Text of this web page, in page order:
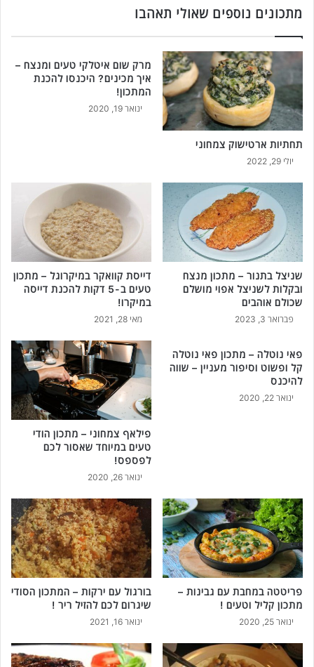
נ
ש
ל
ת
צ
ו
ל
ס
ה
י
י
ל
ה
כ
ד
ו
כ
מ
ו
ש
ב
ת
א
מתכונים נוספים שאולי תאהבו
תחתיות ארטישוק צמחוני
יולי 29, 2022
מרק שום איטלקי טעים ומנצח –
איך מכינים? היכנסו להכנת
המתכון!
ינואר 19, 2020
שניצל בתנור – מתכון מנצח
ובקלות לשניצל אפוי מושלם
שכולם אוהבים
פברואר 3, 2023
דייסת קוואקר במיקרוגל – מתכון
טעים ב-5 דקות להכנת דייסה
במיקרו!
מאי 28, 2021
פאי נוטלה – מתכון פאי נוטלה
קל ופשוט וסיפור מעניין – שווה
להיכנס
ינואר 22, 2020
פילאף צמחוני – מתכון הודי
טעים במיוחד שאסור לכם
לפספס!
ינואר 26, 2020
פריטטה במחבת עם גבינות –
מתכון קליל וטעים !
ינואר 25, 2020
בורגול עם ירקות – המתכון הסודי
שיגרום לכם להזיל ריר !
ינואר 16, 2021